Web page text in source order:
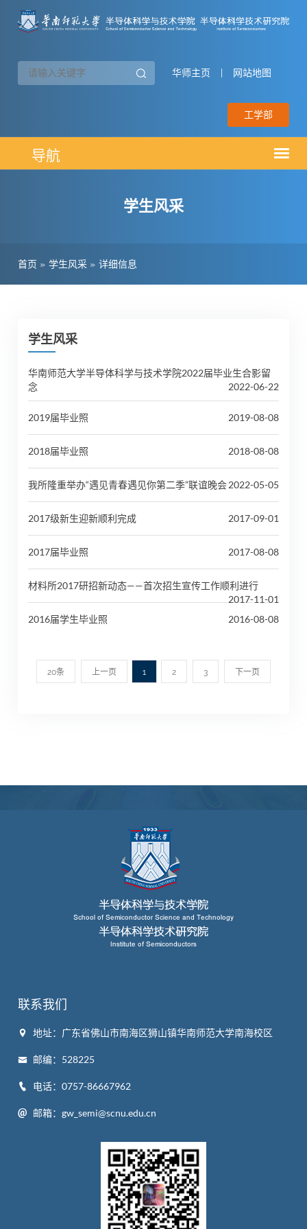
华师主页 网站地图
工学部
学生风采
首页 » 学生风采 » 详细信息
学生风采
华南师范大学半导体科学与技术学院2022届毕业生合影留
念
2022-06-22
2019届毕业照 2019-08-08
2018届毕业照 2018-08-08
我所隆重举办“遇见青春遇见你第二季”联谊晚会2022-05-05
2017级新生迎新顺利完成 2017-09-01
2017届毕业照 2017-08-08
材料所2017研招新动态——首次招生宣传工作顺利进行
2017-11-01
2016届学生毕业照
2016-08-08
20条 上一页 1 2 3 下一页
联系我们
地址：广东省佛山市南海区狮山镇华南师范大学南海校区
邮编：528225
电话：0757-86667962
邮箱：gw_semi@scnu.edu.cn